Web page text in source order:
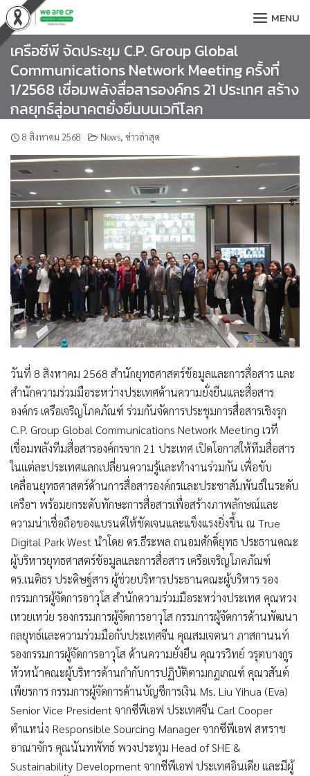
Skip
to
content
MENU
เครือซีพี จัดประชุม C.P. Group Global
Communications Network Meeting ครั้งที่
1/2568 เชื่อมพลังสื่อสารองค์กร 21 ประเทศ สร้าง
กลยุทธ์สู่อนาคตยั่งยืนบนเวทีโลก
8 สิงหาคม 2568 News, ข่าวล่าสุด
วันที่ 8 สิงหาคม 2568 สำนักยุทธศาสตร์ข้อมูลและการสื่อสาร และ
สำนักความร่วมมือระหว่างประเทศด้านความยั่งยืนและสื่อสาร
องค์กร เครือเจริญโภคภัณฑ์ ร่วมกันจัดการประชุมการสื่อสารเชิงรุก
C.P. Group Global Communications Network Meeting เวที
เชื่อมพลังทีมสื่อสารองค์กรจาก 21 ประเทศ เปิดโอกาสให้ทีมสื่อสาร
ในแต่ละประเทศแลกเปลี่ยนความรู้และทำงานร่วมกัน เพื่อขับ
เคลื่อนยุทธศาสตร์ด้านการสื่อสารองค์กรและประชาสัมพันธ์ในระดับ
เครือฯ พร้อมยกระดับทักษะการสื่อสารเพื่อสร้างภาพลักษณ์และ
ความน่าเชื่อถือของแบรนด์ให้ชัดเจนและแข็งแรงยิ่งขึ้น ณ True
Digital Park West นำโดย ดร.ธีระพล ถนอมศักดิ์ยุทธ ประธานคณะ
ผู้บริหารยุทธศาสตร์ข้อมูลและการสื่อสาร เครือเจริญโภคภัณฑ์
ดร.เนติธร ประดิษฐ์สาร ผู้ช่วยบริหารประธานคณะผู้บริหาร รอง
กรรมการผู้จัดการอาวุโส สำนักความร่วมมือระหว่างประเทศ คุณหวง
เหวยเหว่ย รองกรรมการผู้จัดการอาวุโส กรรมการผู้จัดการด้านพัฒนา
กลยุทธ์และความร่วมมือกับประเทศจีน คุณสมเจตนา ภาสกานนท์
รองกรรมการผู้จัดการอาวุโส ด้านความยั่งยืน คุณวรวิทย์ วรุตบางกูร
หัวหน้าคณะผู้บริหารด้านกำกับการปฏิบัติตามกฎเกณฑ์ คุณวสันต์
เพียรการ กรรมการผู้จัดการด้านบัญชีการเงิน Ms. Liu Yihua (Eva)
Senior Vice President จากซีพีเอฟ ประเทศจีน Carl Cooper
ตำแหน่ง Responsible Sourcing Manager จากซีพีเอฟ สหราช
อาณาจักร คุณนันทพัทธ์ พวงประทุม Head of SHE &
Sustainability Development จากซีพีเอฟ ประเทศอินเดีย และมีผู้